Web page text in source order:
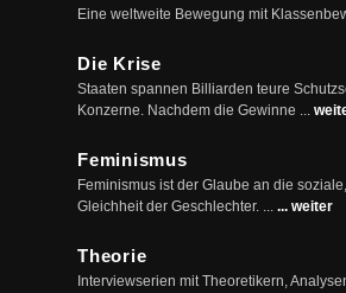
Eine weltweite Bewegung mit
Die Krise
Staaten spannen Billiarden teure
Konzerne. Nachdem die Gewinne ...
Feminismus
Feminismus ist der Glaube an die
Gleichheit der Geschlechter. ... ... weiter
Theorie
Interviewserien mit Theoretikern,